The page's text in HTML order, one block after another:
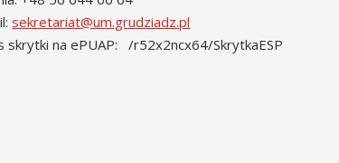
sekretariat@um.grudziadz.pl
skrytki na ePUAP: /r52x2ncx64/SkrytkaESP